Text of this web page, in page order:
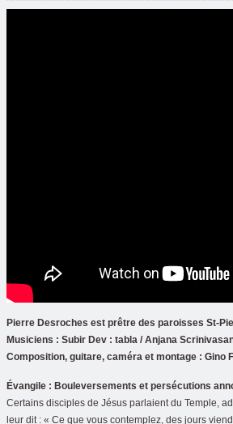
Pierre Desroches est prêtre des paroisses St-
Musiciens : Subir Dev : tabla / Anjana
Composition, guitare, caméra et montage : Gino
Évangile : Bouleversements et persécutions
Certains disciples de Jésus parlaient du Temple,
leur dit : « Ce que vous contemplez, des jours